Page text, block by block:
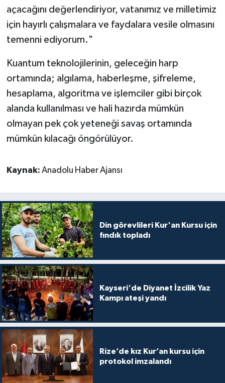
açacağını değerlendiriyor, vatanımız ve milletimiz
için hayırlı çalışmalara ve faydalara vesile olmasını
temenni ediyorum."
Kuantum teknolojilerinin, geleceğin harp
ortamında; algılama, haberleşme, şifreleme,
hesaplama, algoritma ve işlemciler gibi birçok
alanda kullanılması ve hali hazırda mümkün
olmayan pek çok yeteneği savaş ortamında
mümkün kılacağı öngörülüyor.
Kaynak: Anadolu Haber Ajansı
Din görevlileri Kur'an Kursu için
fındık topladı
Kayseri'de Diyanet İzcilik Yaz
Kampı ateşi yandı
Rize’de kız Kur’an kursu için
protokol imzalandı
Isparta Müftülüğü
İstanbul Müftülüğü
İzmir Müftülüğü
Kahramanmaraş Müftülüğü
Karabük Müftülüğü
Karaman Müftülüğü
Kastamonu Müftülüğü
Kayseri Müftülüğü
Kilis Müftülüğü
Kırıkkale Müftülüğü
Kırklareli Müftülüğü
Kırşehir Müftülüğü
Kocaeli Müftülüğü